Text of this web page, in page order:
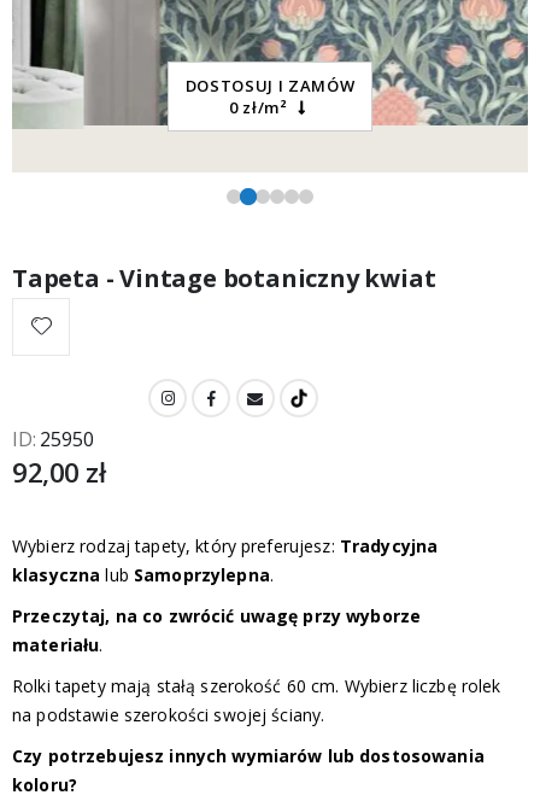
DOSTOSUJ I ZAMÓW
0 zł/m²
Tapeta - Vintage botaniczny kwiat
ID 25950
92,00 zł
Wybierz rodzaj tapety, który preferujesz: Tradycyjna
klasyczna lub Samoprzylepna.
Przeczytaj, na co zwrócić uwagę przy wyborze
materiału.
Rolki tapety mają stałą szerokość 60 cm. Wybierz liczbę rolek
na podstawie szerokości swojej ściany.
Czy potrzebujesz innych wymiarów lub dostosowania
koloru?